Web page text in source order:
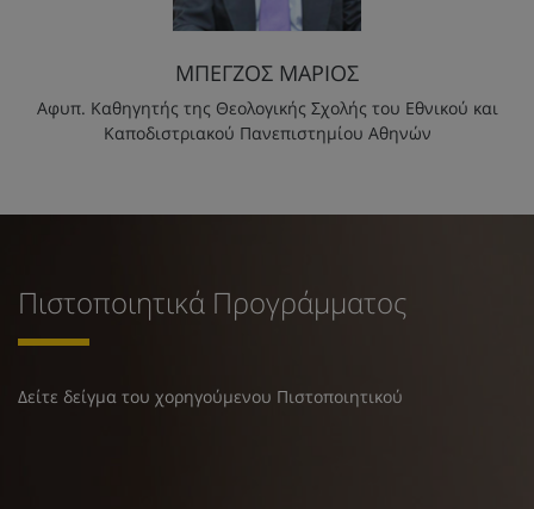
ΜΠΕΓΖΟΣ ΜΑΡΙΟΣ
Αφυπ. Καθηγητής της Θεολογικής Σχολής του Εθνικού και
Καποδιστριακού Πανεπιστημίου Αθηνών
Πιστοποιητικά Προγράμματος
Δείτε δείγμα του χορηγούμενου Πιστοποιητικού